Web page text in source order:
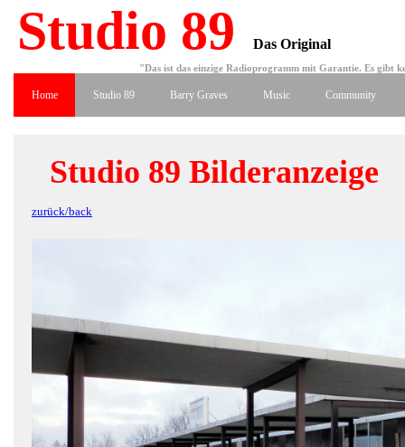
Studio 89 Das Original
"Das ist das einzige Radioprogramm mit Garantie. Es gibt
Home Studio 89 Barry Graves Music Community
Studio 89 Bilderanzeige
zurück/back